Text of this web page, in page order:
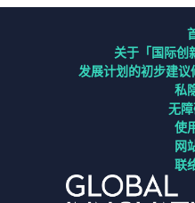
联络我们
关于「国际创
发展计划的初步建
私
无
使
网
联